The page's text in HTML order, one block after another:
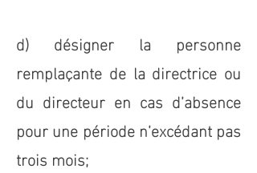
d) désigner la personne
remplaçante de la directrice ou
du directeur en cas d’absence
pour une période n’excédant pas
trois mois;